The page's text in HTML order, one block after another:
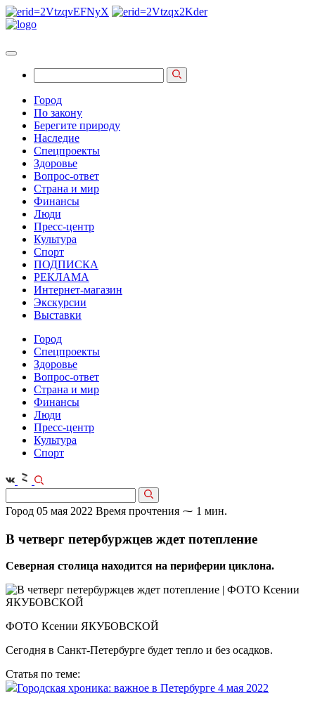
Город
По закону
Берегите природу
Наследие
Спецпроекты
Здоровье
Вопрос-ответ
Страна и мир
Финансы
Люди
Пресс-центр
Культура
Спорт
ПОДПИСКА
РЕКЛАМА
Интернет-магазин
Экскурсии
Выставки
Город
Спецпроекты
Здоровье
Вопрос-ответ
Страна и мир
Финансы
Люди
Пресс-центр
Культура
Спорт
Город 05 мая 2022 Время прочтения ⁓ 1 мин.
В четверг петербуржцев ждет потепление
Северная столица находится на периферии циклона.
ФОТО Ксении ЯКУБОВСКОЙ
Сегодня в Санкт-Петербурге будет тепло и без осадков.
Статья по теме:
Городская хроника: важное в Петербурге 4 мая 2022